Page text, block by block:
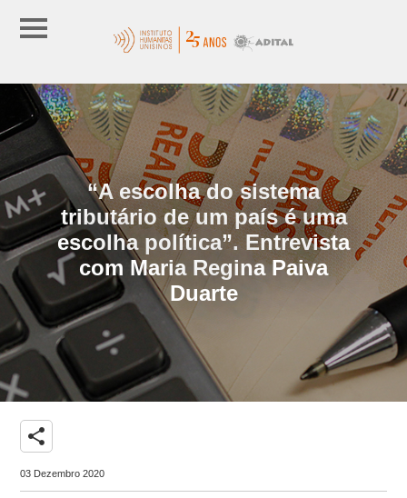
“A escolha do sistema
tributário de um país é uma
escolha política”. Entrevista
com Maria Regina Paiva
Duarte
share
03 Dezembro 2020